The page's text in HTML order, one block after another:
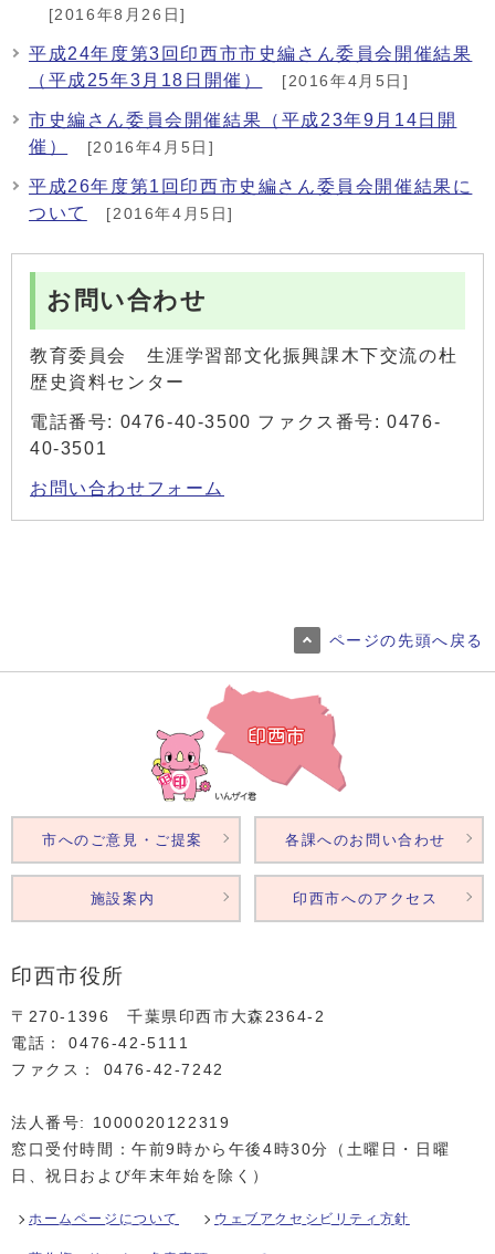
[2016年8月26日]
平成24年度第3回印西市市史編さん委員会開催結果
（平成25年3月18日開催）
[2016年4月5日]
市史編さん委員会開催結果（平成23年9月14日開
催）
[2016年4月5日]
平成26年度第1回印西市史編さん委員会開催結果に
ついて
[2016年4月5日]
お問い合わせ
教育委員会 生涯学習部文化振興課木下交流の杜
歴史資料センター
電話番号: 0476-40-3500 ファクス番号: 0476-
40-3501
お問い合わせフォーム
ページの先頭へ戻る
印西市役所
〒270-1396 千葉県印西市大森2364‐2
電話： 0476‐42‐5111
ファクス： 0476‐42‐7242
法人番号: 1000020122319
窓口受付時間：午前9時から午後4時30分（土曜日・日曜
日、祝日および年末年始を除く）
ホームページについて ウェブアクセシビリティ方針
市へのご意見・ご提案 各課へのお問い合わせ
施設案内 印西市へのアクセス